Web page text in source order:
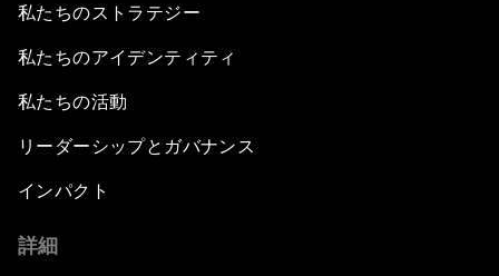
私たちのストラテジー
私たちのアイデンティティ
私たちの活動
リーダーシップとガバナンス
インパクト
詳細